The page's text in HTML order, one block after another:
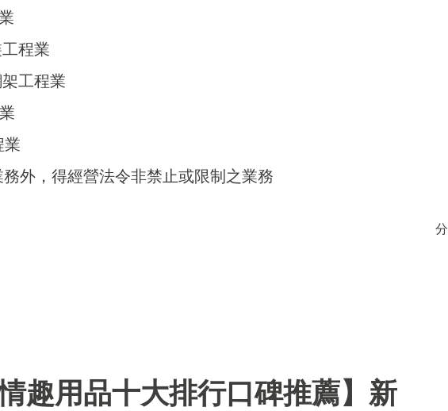
程業
工程業
業
外，得經營法令非禁止或限制之業務
趣用品十大排行口碑推薦】新